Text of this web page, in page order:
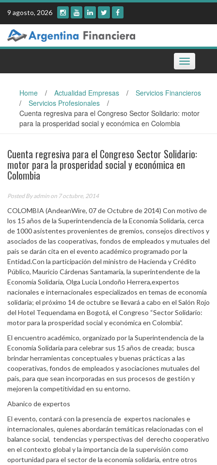
Skip
content
9 agosto, 2026
Toggle
navigation
Home / Actualidad Empresas /
Servicios Financieros
/
Servicios Profesionales
/
Cuenta regresiva para el Congreso Sector Solidario: motor
para la prosperidad social y económica en Colombia
Cuenta regresiva para el Congreso Sector Solidario:
motor para la prosperidad social y económica en
Colombia
Posted Byadmin on 7 octubre, 2014
COLOMBIA (AndeanWire, 07 de Octubre de 2014) Con motivo de
los 15 años de la Superintendencia de la Economía Solidaria, cerca
de 1000 asistentes provenientes de gremios, consejos directivos y
asociados de las cooperativas, fondos de empleados y mutuales del
país se darán cita en el evento académico programado por la
Entidad.Con la participación del ministro de Hacienda y Crédito
Público, Mauricio Cárdenas Santamaría, la superintendente de la
Economía Solidaria, Olga Lucía Londoño Herrera,expertos
nacionales e internacionales especializados en temas de economía
solidaria; el próximo 14 de octubre se llevará a cabo en el Salón Rojo
del Hotel Tequendama en Bogotá, el Congreso “Sector Solidario:
motor para la prosperidad social y económica en Colombia”.
El encuentro académico, organizado por la Superintendencia de la
Economía Solidaria para celebrar sus 15 años de creada; busca
brindar herramientas conceptuales y buenas prácticas a las
cooperativas, fondos de empleados y asociaciones mutuales del
país, para que sean incorporadas en sus procesos de gestión y
mejoren la competitividad en su entorno.
Abanico de expertos
El evento, contará con la presencia de expertos nacionales e
internacionales, quienes abordarán temáticas relacionadas con el
balance social, tendencias y perspectivas del derecho cooperativo
en el contexto global y la importancia de la supervisión como
oportunidad para el sector de la economía solidaria, entre otros